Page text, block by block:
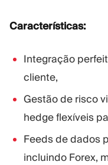
Características:
Integração
cliente,
Gestão de risco
hedge flexíveis
Feeds de dados
incluindo Forex,